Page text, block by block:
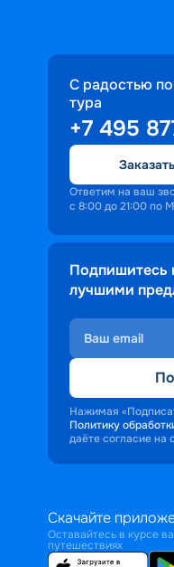
С радостью
тура
+7 495
Ответим на ваш
с 8:00 до 21:00 по
Подпишитесь
лучшими
Нажимая
Политику
даёте согласие на
Скачайте
Оставайтесь в курсе
путешествиях